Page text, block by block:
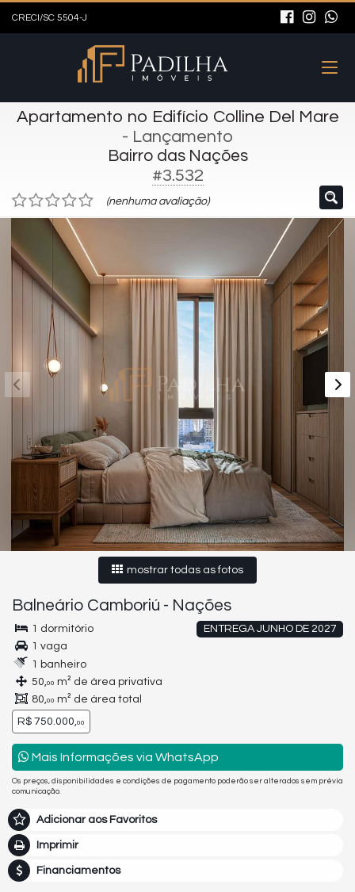
CRECI/SC 5504-J
Apartamento no Edifício Colline Del Mare
- Lançamento
Bairro das Nações
#3.532
(nenhuma avaliação)
mostrar todas as fotos
Balneário Camboriú - Nações
ENTREGA JUNHO DE 2027
1 dormitório
1 vaga
1 banheiro
50,00 m² de área privativa
80,00 m² de área total
R$ 750.000,00
Mais Informações via WhatsApp
Os preços, disponibilidades e condições de pagamento poderão ser alterados sem prévia
comunicação.
Adicionar aos Favoritos
Imprimir
Financiamentos